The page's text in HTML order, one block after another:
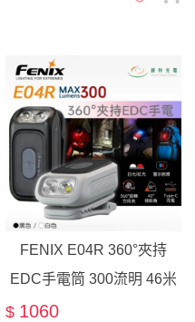
FENIX E04R 360°夾持
EDC手電筒 300流明 46米
EDC 紅藍側燈 警示燈
$ 1060